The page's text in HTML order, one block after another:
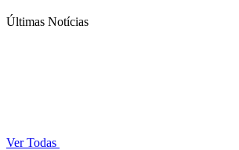
Últimas Notícias
Ver Todas